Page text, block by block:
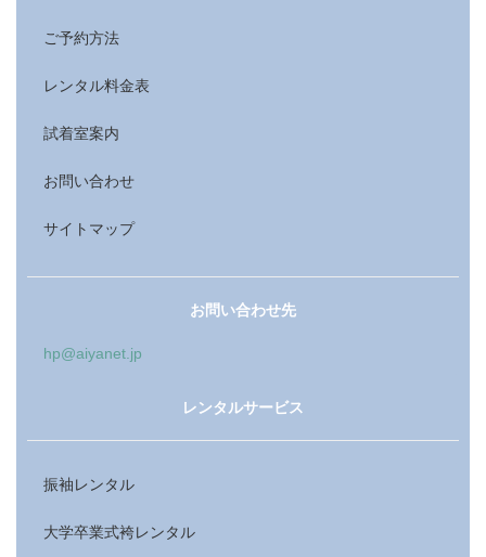
ご予約方法
レンタル料金表
試着室案内
お問い合わせ
サイトマップ
お問い合わせ先
hp@aiyanet.jp
レンタルサービス
振袖レンタル
大学卒業式袴レンタル